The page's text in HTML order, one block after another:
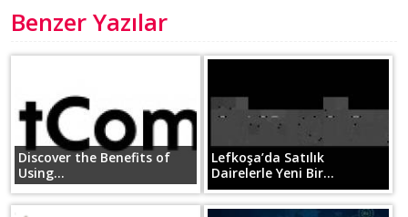
Benzer Yazılar
Discover the Benefits of
Using...
Lefkoşa’da Satılık
Dairelerle Yeni Bir...